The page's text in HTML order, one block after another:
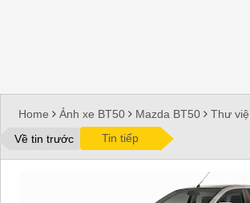
Home Ảnh xe BT50 Mazda BT50
Thư viện
ảnh
Thư viện ảnh BT50 Thư viện ảnh BT50
Về tin trước Tin tiếp